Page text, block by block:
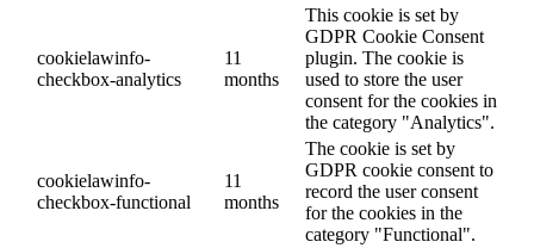
cookielawinfo-
checkbox-analytics
11
months
This cookie is set by
GDPR Cookie Consent
plugin. The cookie is
used to store the user
consent for the cookies in
the category "Analytics".
cookielawinfo-
checkbox-functional
11
months
The cookie is set by
GDPR cookie consent to
record the user consent
for the cookies in the
category "Functional".